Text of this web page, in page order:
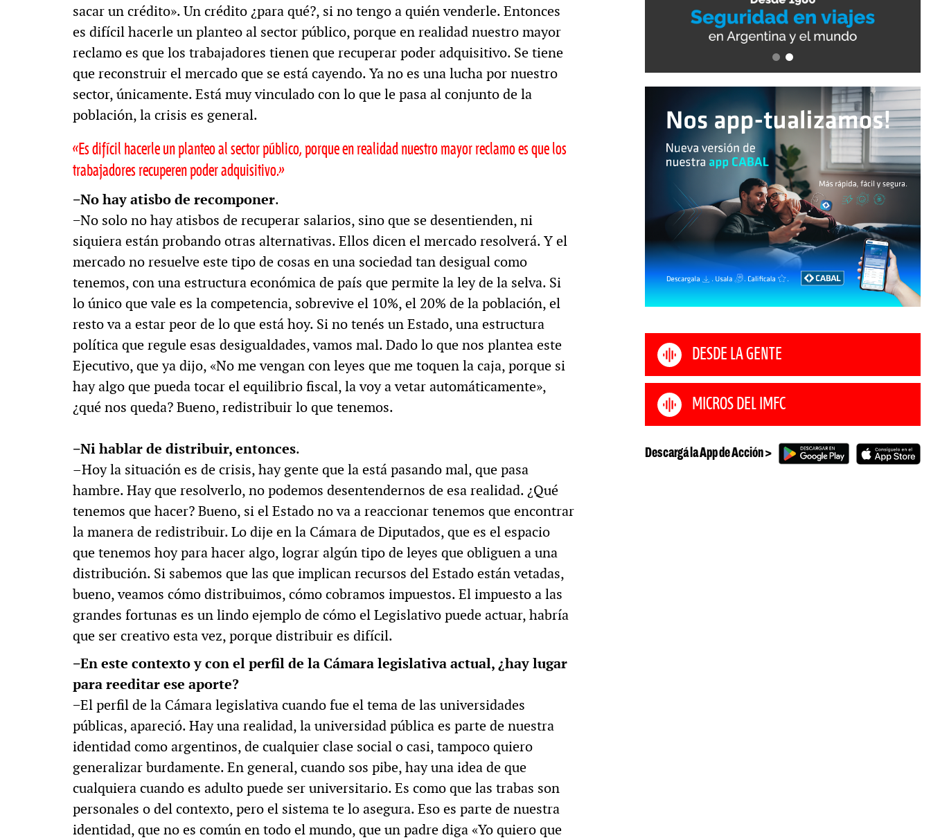
sacar un crédito». Un crédito ¿para qué?, si no tengo a quién venderle. Entonces
es difícil hacerle un planteo al sector público, porque en realidad nuestro mayor
reclamo es que los trabajadores tienen que recuperar poder adquisitivo. Se tiene
que reconstruir el mercado que se está cayendo. Ya no es una lucha por nuestro
sector, únicamente. Está muy vinculado con lo que le pasa al conjunto de la
población, la crisis es general.
«Es difícil hacerle un planteo al sector público, porque en realidad nuestro mayor reclamo es que los
trabajadores recuperen poder adquisitivo.»
−No hay atisbo de recomponer.
−No solo no hay atisbos de recuperar salarios, sino que se desentienden, ni
siquiera están probando otras alternativas. Ellos dicen el mercado resolverá. Y el
mercado no resuelve este tipo de cosas en una sociedad tan desigual como
tenemos, con una estructura económica de país que permite la ley de la selva. Si
lo único que vale es la competencia, sobrevive el 10%, el 20% de la población, el
resto va a estar peor de lo que está hoy. Si no tenés un Estado, una estructura
política que regule esas desigualdades, vamos mal. Dado lo que nos plantea este
Ejecutivo, que ya dijo, «No me vengan con leyes que me toquen la caja, porque si
hay algo que pueda tocar el equilibrio fiscal, la voy a vetar automáticamente»,
¿qué nos queda? Bueno, redistribuir lo que tenemos.
−Ni hablar de distribuir, entonces.
–Hoy la situación es de crisis, hay gente que la está pasando mal, que pasa
hambre. Hay que resolverlo, no podemos desentendernos de esa realidad. ¿Qué
tenemos que hacer? Bueno, si el Estado no va a reaccionar tenemos que encontrar
la manera de redistribuir. Lo dije en la Cámara de Diputados, que es el espacio
que tenemos hoy para hacer algo, lograr algún tipo de leyes que obliguen a una
distribución. Si sabemos que las que implican recursos del Estado están vetadas,
bueno, veamos cómo distribuimos, cómo cobramos impuestos. El impuesto a las
grandes fortunas es un lindo ejemplo de cómo el Legislativo puede actuar, habría
que ser creativo esta vez, porque distribuir es difícil.
−En este contexto y con el perfil de la Cámara legislativa actual, ¿hay lugar
para reeditar ese aporte?
−El perfil de la Cámara legislativa cuando fue el tema de las universidades
públicas, apareció. Hay una realidad, la universidad pública es parte de nuestra
identidad como argentinos, de cualquier clase social o casi, tampoco quiero
generalizar burdamente. En general, cuando sos pibe, hay una idea de que
cualquiera cuando es adulto puede ser universitario. Es como que las trabas son
personales o del contexto, pero el sistema te lo asegura. Eso es parte de nuestra
identidad, que no es común en todo el mundo, que un padre diga «Yo quiero que
DESDE LA GENTE
MICROS DEL IMFC
Descargá la App de Acción >